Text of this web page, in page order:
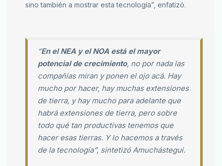
sino también a mostrar esta tecnología”, enfatizó.
“En el NEA y el NOA está el mayor
potencial de crecimiento, no por nada las
compañías miran y ponen el ojo acá. Hay
mucho por hacer, hay muchas extensiones
de tierra, y hay mucho para adelante que
habrá extensiones de tierra, pero sobre
todo qué tan productivas tenemos que
hacer esas tierras. Y lo hacemos a través
de la tecnología”, sintetizó Amuchástegui.